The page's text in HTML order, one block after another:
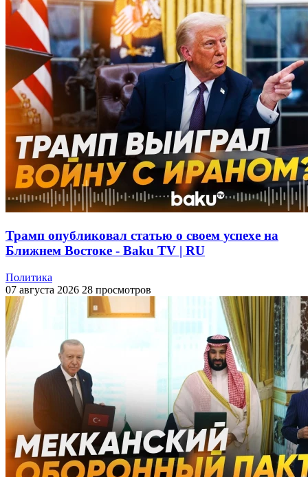
Трамп опубликовал статью о своем успехе на
Ближнем Востоке - Baku TV | RU
Политика
07 августа 2026 28 просмотров